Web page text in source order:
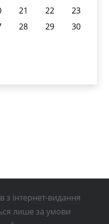
21 22
23
28 29
30
з інтернет-видання
лише за умови